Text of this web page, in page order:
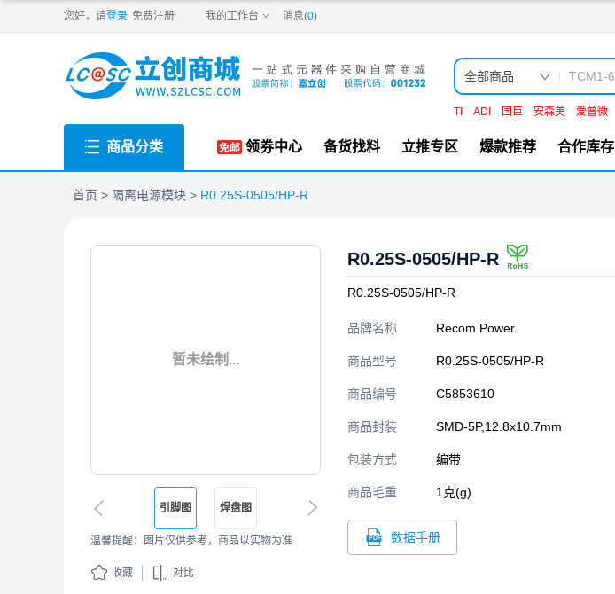
您好，请登录 免费注册 我的工作台 消息(0)
全部商品
TI ADI 国巨 安森美 爱普微
商品分类 领券中心 备货找料 立推专区 爆款推荐 合作库存
首页 隔离电源模块 R0.25S-0505/HP-R
暂未绘制...
引脚图 焊盘图
温馨提醒：图片仅供参考，商品以实物为准
收藏 对比
R0.25S-0505/HP-R
R0.25S-0505/HP-R
品牌名称 Recom Power
商品型号 R0.25S-0505/HP-R
商品编号 C5853610
商品封装 SMD-5P,12.8x10.7mm​
包装方式 编带
商品毛重 1克(g)
数据手册